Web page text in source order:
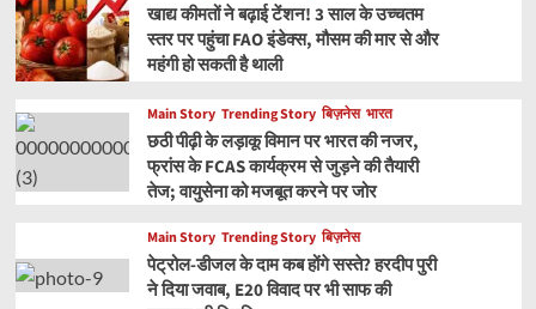
खाद्य कीमतों ने बढ़ाई टेंशन! 3 साल के उच्चतम
स्तर पर पहुंचा FAO इंडेक्स, मौसम की मार से और
महंगी हो सकती है थाली
Main Story Trending Story बिज़नेस भारत
छठी पीढ़ी के लड़ाकू विमान पर भारत की नजर,
फ्रांस के FCAS कार्यक्रम से जुड़ने की तैयारी
तेज; वायुसेना को मजबूत करने पर जोर
Main Story Trending Story बिज़नेस
पेट्रोल-डीजल के दाम कब होंगे सस्ते? हरदीप पुरी
ने दिया जवाब, E20 विवाद पर भी साफ की